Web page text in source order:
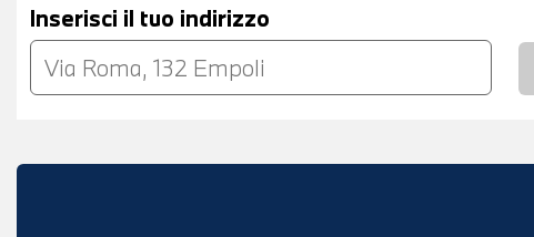
Inserisci il tuo indirizzo